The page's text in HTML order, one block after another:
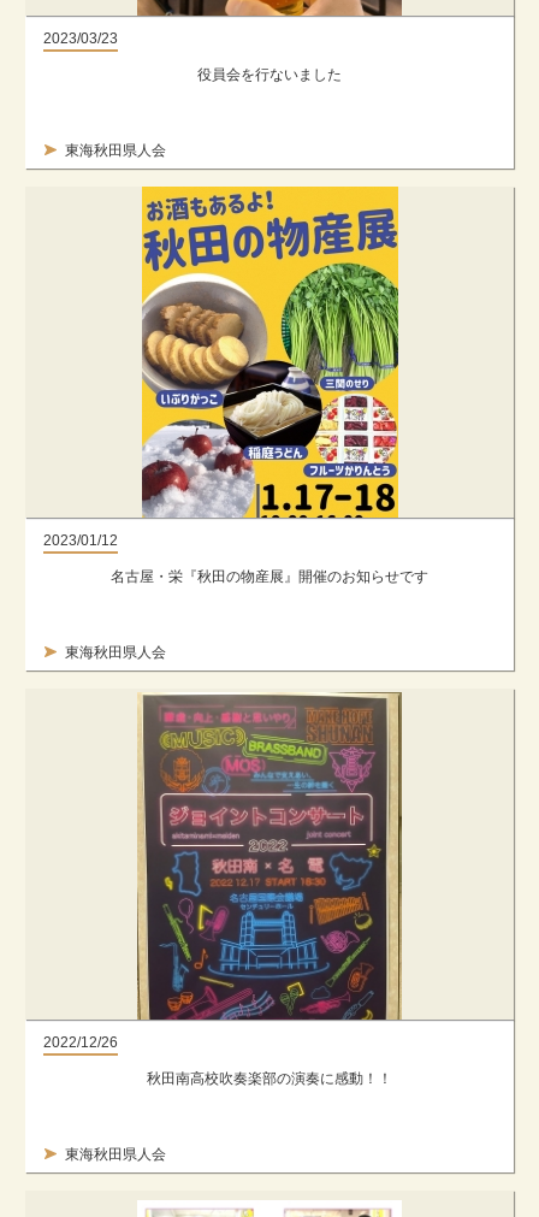
2023/03/23
東海秋田県人会
役員会を行ないました
2023/01/12
東海秋田県人会
名古屋・栄『秋田の物産展』開催のお知らせです
2022/12/26
東海秋田県人会
秋田南高校吹奏楽部の演奏に感動！！